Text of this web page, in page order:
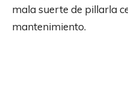
mala suerte de pillarla
mantenimiento.